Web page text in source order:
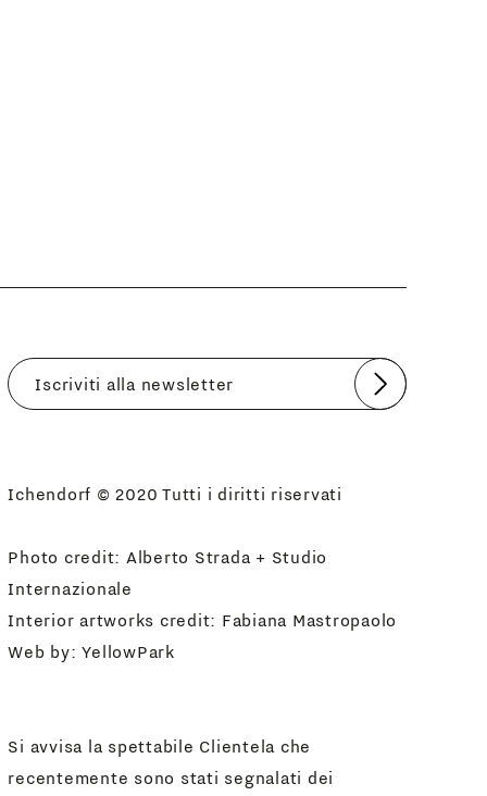
Invia
Ichendorf © 2020 Tutti i diritti riservati
Photo credit: Alberto Strada + Studio
Internazionale
Interior artworks credit: Fabiana Mastropaolo
Web by:YellowPark
Si avvisa la spettabile Clientela che
recentemente sono stati segnalati dei